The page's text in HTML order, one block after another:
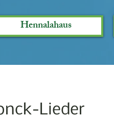
Hennalahaus
Lieder